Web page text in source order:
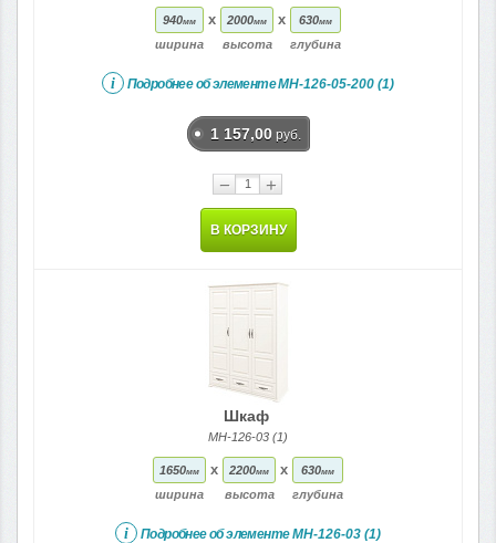
940мм
ширина
x 2000мм
высота
x 630мм
глубина
i Подробнее об элементеМН-126-05-200 (1)
1 157,00 руб.
− +
В КОРЗИНУ
Шкаф
МН-126-03 (1)
1650мм
ширина
x 2200мм
высота
x 630мм
глубина
i Подробнее об элементеМН-126-03 (1)